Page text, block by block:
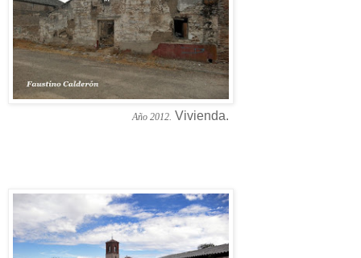
Año 2012. Vivienda.